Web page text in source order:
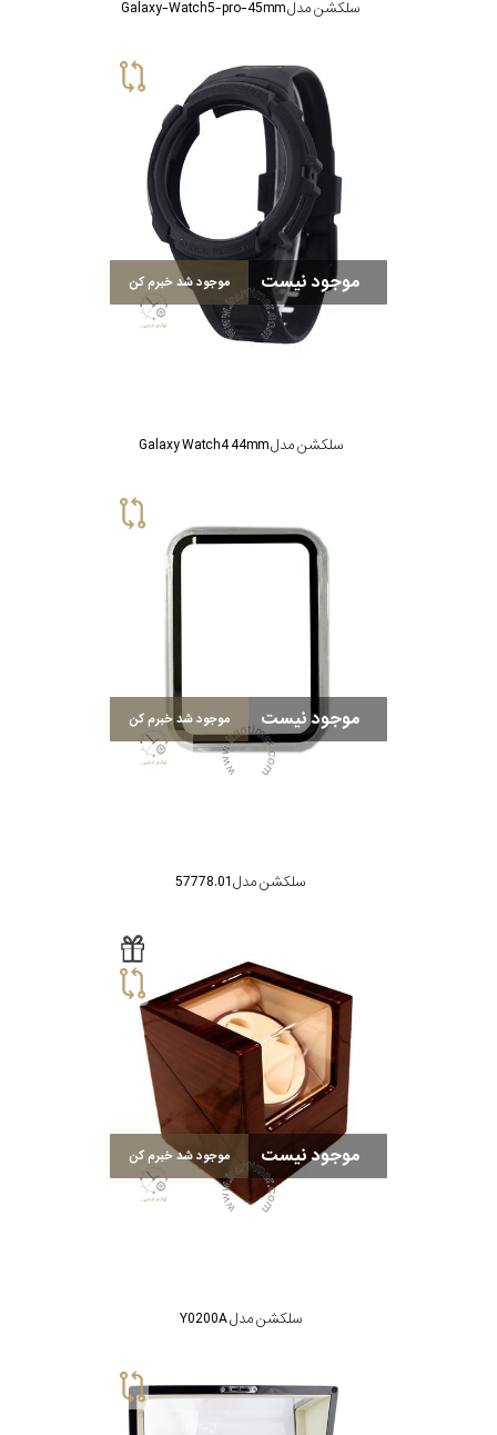
سلکشن مدل Galaxy-Watch5-pro-45mm
موجود نیست موجود شد خبرم کن
سلکشن مدل Galaxy Watch4 44mm
موجود نیست موجود شد خبرم کن
سلکشن مدل 57778.01
موجود نیست موجود شد خبرم کن
سلکشن مدل Y0200A